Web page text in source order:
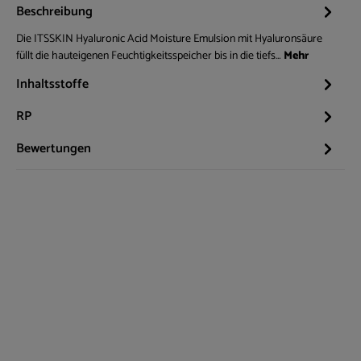
Beschreibung
Die ITSSKIN Hyaluronic Acid Moisture Emulsion mit Hyaluronsäure
füllt die hauteigenen Feuchtigkeitsspeicher bis in die tiefs… Mehr
Inhaltsstoffe
RP
Bewertungen